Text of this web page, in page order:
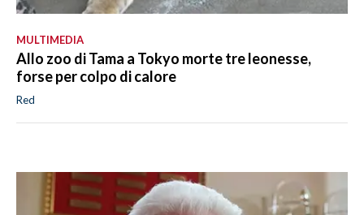
MULTIMEDIA
Allo zoo di Tama a Tokyo morte tre leonesse,
forse per colpo di calore
Red